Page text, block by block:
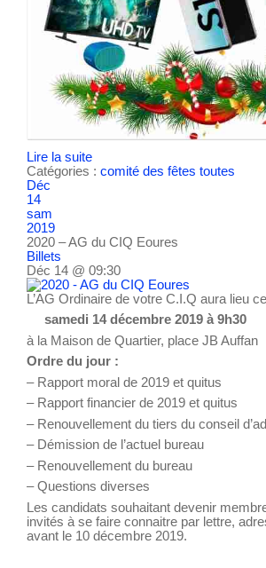
Lire la suite
Catégories : comité des fêtes toutes
Déc
14
sam
2019
2020 – AG du CIQ Eoures
Billets
Déc 14 @ 09:30
L’AG Ordinaire de votre C.I.Q aura lieu
samedi 14 décembre 2019 à 9h30
à la Maison de Quartier, place JB Auffan
Ordre du jour :
– Rapport moral de 2019 et quitus
– Rapport financier de 2019 et quitus
– Renouvellement du tiers du conseil
– Démission de l’actuel bureau
– Renouvellement du bureau
– Questions diverses
Les candidats souhaitant devenir
invités à se faire connaitre par lettre,
avant le 10 décembre 2019.